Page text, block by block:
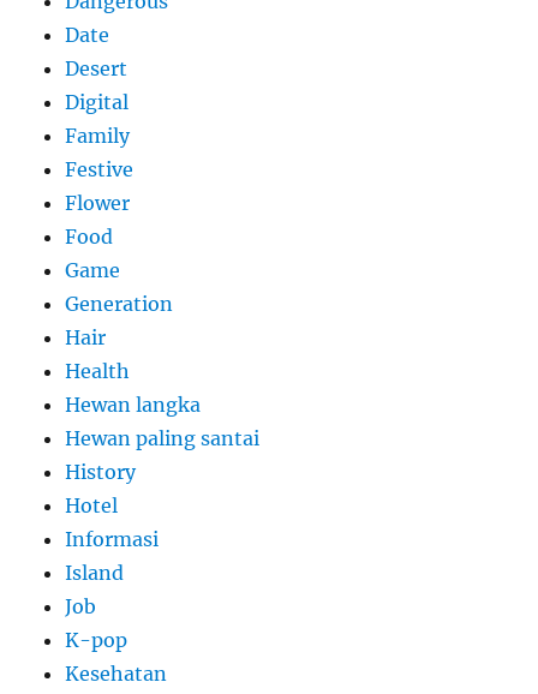
Date
Desert
Digital
Family
Festive
Flower
Food
Game
Generation
Hair
Health
Hewan langka
Hewan paling santai
History
Hotel
Informasi
Island
Job
K-pop
Kesehatan